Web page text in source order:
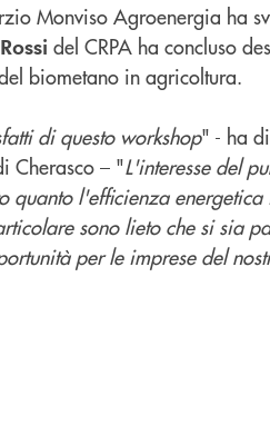
Monviso Agroenergia ha
del CRPA ha concluso
biometano in agricoltura.
di questo workshop" - ha
Cherasco – "L'interesse del
quanto l'efficienza
sono lieto che si sia
per le imprese del